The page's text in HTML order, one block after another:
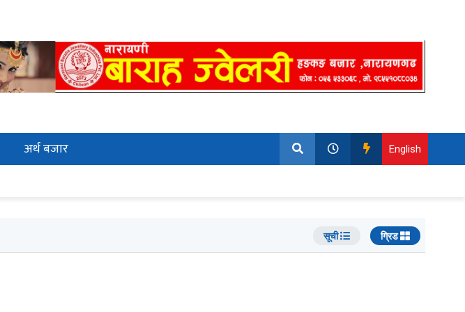
अर्थ बजार
English
सूची ग्रिड